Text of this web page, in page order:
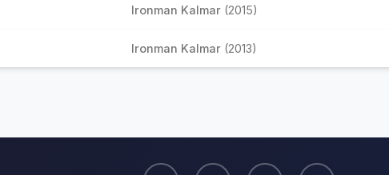
Ironman Kalmar (2015)
Ironman Kalmar (2013)